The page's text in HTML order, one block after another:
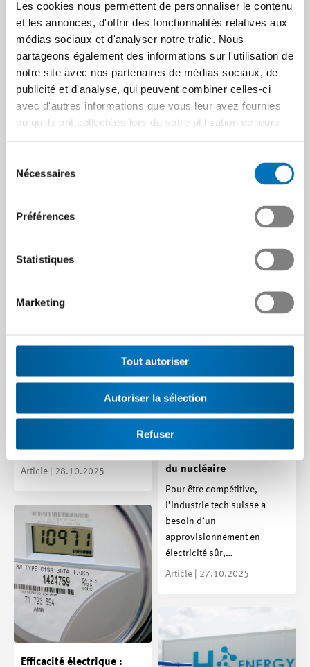
Les cookies nous permettent de personnaliser le contenu
et les annonces, d'offrir des fonctionnalités relatives aux
médias sociaux et d'analyser notre trafic. Nous
partageons également des informations sur l'utilisation de
notre site avec nos partenaires de médias sociaux, de
publicité et d'analyse, qui peuvent combiner celles-ci
avec d'autres informations que vous leur avez fournies
ou qu'ils ont collectées lors de votre utilisation de leurs
Nécessaires
Préférences
Statistiques
Marketing
Tout autoriser
Autoriser la sélection
Refuser
Les émissions de CO 2
ont atteint leur plus bas
niveau historique
Les membres de Swissmem
ont réduit leurs émissions de
64% depuis 1990, malgré
Solution de branche SF6
pour 2026-2030 :
poursuite avec de
Swissmem et l’OFEV ont
branche SF6 pour la période
PFAS : situation
intermédiaire du point
de vue de l’industrie tech
Les PFAS risquent toujours
d’être interdites à grande
échelle dans l’UE, même si le
projet a été…
Article | 28.10.2025
Pourquoi l’industrie tech
veut conserver l’option
du nucléaire
Pour être compétitive,
l’industrie tech suisse a
besoin d’un
approvisionnement en
électricité sûr,…
Article | 27.10.2025
Efficacité électrique :